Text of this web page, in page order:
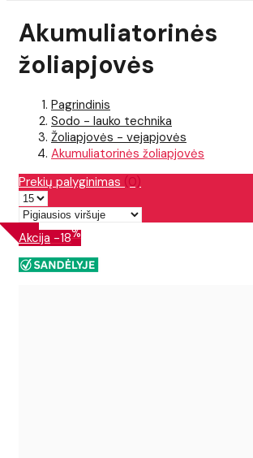
Akumuliatorinės
žoliapjovės
Pagrindinis
Sodo - lauko technika
Žoliapjovės - vejapjovės
Akumuliatorinės žoliapjovės
Prekių palyginimas (0)
Akcija -18%